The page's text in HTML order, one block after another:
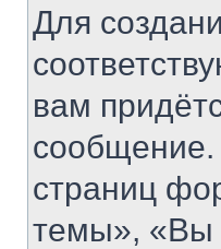
Для
вам
сообщение.
страниц
темы», «Вы